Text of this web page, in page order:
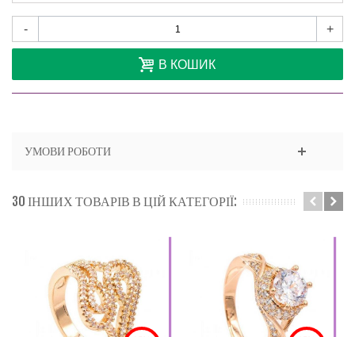
- +
В КОШИК
УМОВИ РОБОТИ
30 ІНШИХ ТОВАРІВ В ЦІЙ КАТЕГОРІЇ: